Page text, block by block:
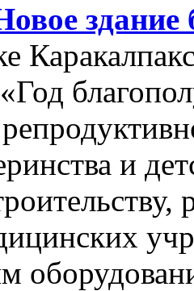
и